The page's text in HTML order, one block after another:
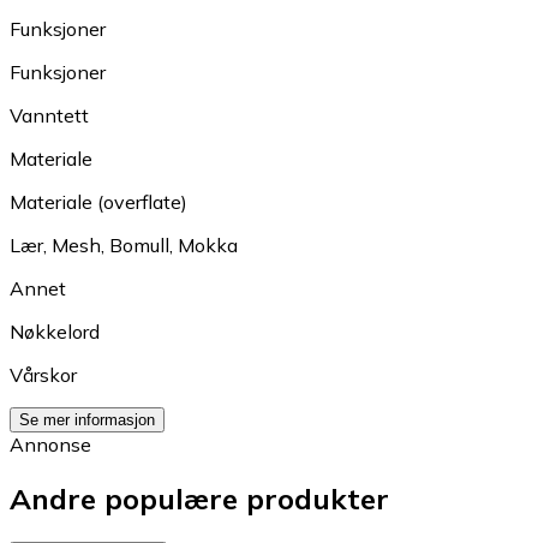
Funksjoner
Funksjoner
Vanntett
Materiale
Materiale (overflate)
Lær, Mesh, Bomull, Mokka
Annet
Nøkkelord
Vårskor
Se mer informasjon
Annonse
Andre populære produkter